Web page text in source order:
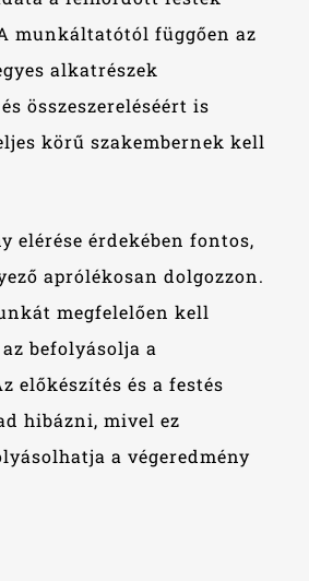
munkáltatótól függően az
alkatrészek
összeszereléséért is
körű szakembernek kell
elérése érdekében fontos,
aprólékosan dolgozzon.
megfelelően kell
befolyásolja a
előkészítés és a festés
hibázni, mivel ez
a végeredmény